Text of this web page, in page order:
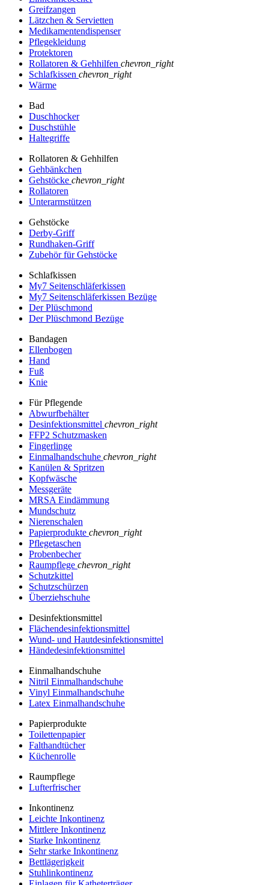
Greifzangen
Lätzchen & Servietten
Medikamentendispenser
Pflegekleidung
Protektoren
Rollatoren & Gehhilfen chevron_right
Schlafkissen chevron_right
Wärme
Bad
Duschhocker
Duschstühle
Haltegriffe
Rollatoren & Gehhilfen
Gehbänkchen
Gehstöcke chevron_right
Rollatoren
Unterarmstützen
Gehstöcke
Derby-Griff
Rundhaken-Griff
Zubehör für Gehstöcke
Schlafkissen
My7 Seitenschläferkissen
My7 Seitenschläferkissen Bezüge
Der Plüschmond
Der Plüschmond Bezüge
Bandagen
Ellenbogen
Hand
Fuß
Knie
Für Pflegende
Abwurfbehälter
Desinfektionsmittel chevron_right
FFP2 Schutzmasken
Fingerlinge
Einmalhandschuhe chevron_right
Kanülen & Spritzen
Kopfwäsche
Messgeräte
MRSA Eindämmung
Mundschutz
Nierenschalen
Papierprodukte chevron_right
Pflegetaschen
Probenbecher
Raumpflege chevron_right
Schutzkittel
Schutzschürzen
Überziehschuhe
Desinfektionsmittel
Flächendesinfektionsmittel
Wund- und Hautdesinfektionsmittel
Händedesinfektionsmittel
Einmalhandschuhe
Nitril Einmalhandschuhe
Vinyl Einmalhandschuhe
Latex Einmalhandschuhe
Papierprodukte
Toilettenpapier
Falthandtücher
Küchenrolle
Raumpflege
Lufterfrischer
Inkontinenz
Leichte Inkontinenz
Mittlere Inkontinenz
Starke Inkontinenz
Sehr starke Inkontinenz
Bettlägerigkeit
Stuhlinkontinenz